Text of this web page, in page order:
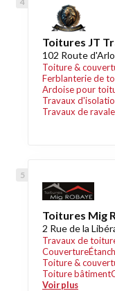
Toitures JT
102 Route
Toiture &
Ferblanterie de
Ardoise pour
Travaux
Travaux de
Toitures Mig
2 Rue de la
Travaux de
Couverture
Toiture &
Toiture bâtiment
Voir plus